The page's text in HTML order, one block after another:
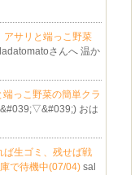
アサリと端っこ野菜
さんへ 温か
端っこ野菜の簡単クラ
おは
ば生ゴミ、残せば戦
庫で待機中(07/04) sal